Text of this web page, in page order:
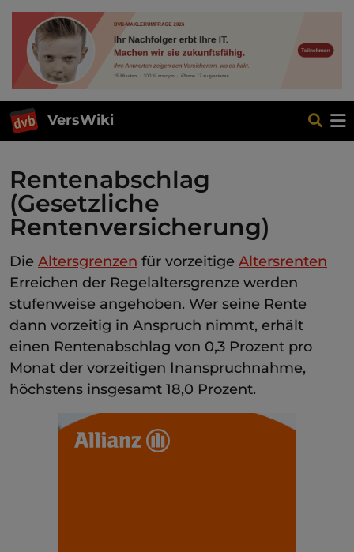
VersWiki
Rentenabschlag
(Gesetzliche
Rentenversicherung)
Die Altersgrenzen für vorzeitige Altersrenten
Erreichen der Regelaltersgrenze werden
stufenweise angehoben. Wer seine Rente
dann vorzeitig in Anspruch nimmt, erhält
einen Rentenabschlag von 0,3 Prozent pro
Monat der vorzeitigen Inanspruchnahme,
höchstens insgesamt 18,0 Prozent.